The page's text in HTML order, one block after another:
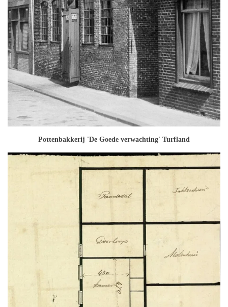
Pottenbakkerij 'De Goede verwachting' Turfland